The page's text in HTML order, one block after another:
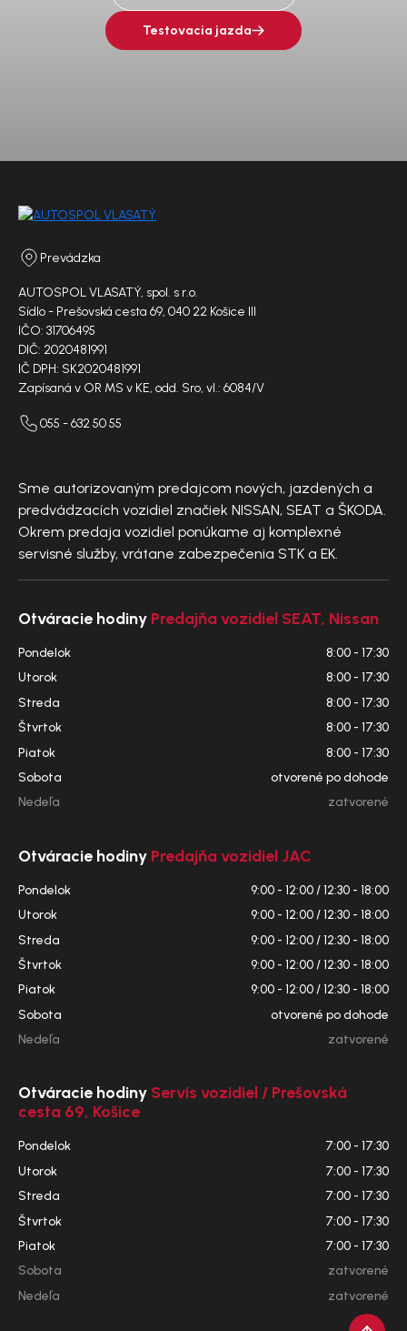
Testovacia jazda
Prevádzka
AUTOSPOL VLASATÝ, spol. s r.o.
Sídlo - Prešovská cesta 69, 040 22 Košice III
IČO: 31706495
DIČ: 2020481991
IČ DPH: SK2020481991
Zapísaná v OR MS v KE, odd. Sro, vl.: 6084/V
055 - 632 50 55
Sme autorizovaným predajcom nových, jazdených a
predvádzacích vozidiel značiek NISSAN, SEAT a ŠKODA.
Okrem predaja vozidiel ponúkame aj komplexné
servisné služby, vrátane zabezpečenia STK a EK.
Otváracie hodiny Predajňa vozidiel SEAT, Nissan
Pondelok
8:00 - 17:30
Utorok
8:00 - 17:30
Streda
8:00 - 17:30
Štvrtok
8:00 - 17:30
Piatok
8:00 - 17:30
Sobota
otvorené po dohode
Nedeľa
zatvorené
Otváracie hodiny Predajňa vozidiel JAC
Pondelok
9:00 - 12:00 / 12:30 - 18:00
Utorok
9:00 - 12:00 / 12:30 - 18:00
Streda
9:00 - 12:00 / 12:30 - 18:00
Štvrtok
9:00 - 12:00 / 12:30 - 18:00
Piatok
9:00 - 12:00 / 12:30 - 18:00
Sobota
otvorené po dohode
Nedeľa
zatvorené
Otváracie hodiny Servis vozidiel / Prešovská
cesta 69, Košice
Pondelok
7:00 - 17:30
Utorok
7:00 - 17:30
Streda
7:00 - 17:30
Štvrtok
7:00 - 17:30
Piatok
7:00 - 17:30
Sobota
zatvorené
Nedeľa
zatvorené